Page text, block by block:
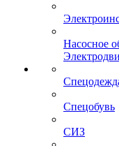
Насосное
Спецобувь
СИЗ